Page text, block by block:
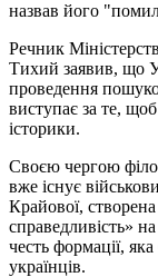
назвав його
Речник
Тихий заявив, що
проведення
виступає за те,
історики.
Своєю чергою
вже існує
Крайової,
справедливість»
честь формації,
українців.